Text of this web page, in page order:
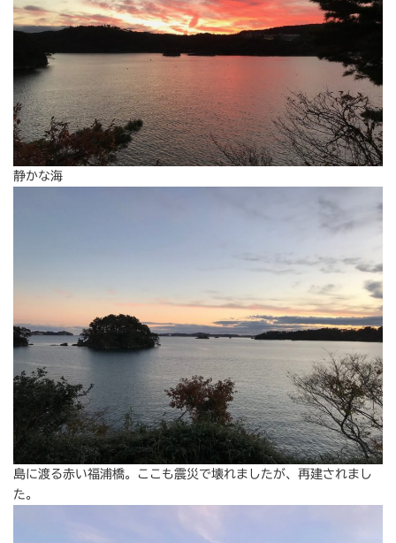
静かな海
島に渡る赤い福浦橋。ここも震災で壊れましたが、再建されまし
た。